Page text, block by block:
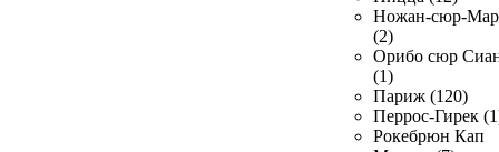
Ножан-сюр-
(2)
Орибо сюр
(1)
Париж (120)
Перрос-Гирек
Рокебрюн Кап